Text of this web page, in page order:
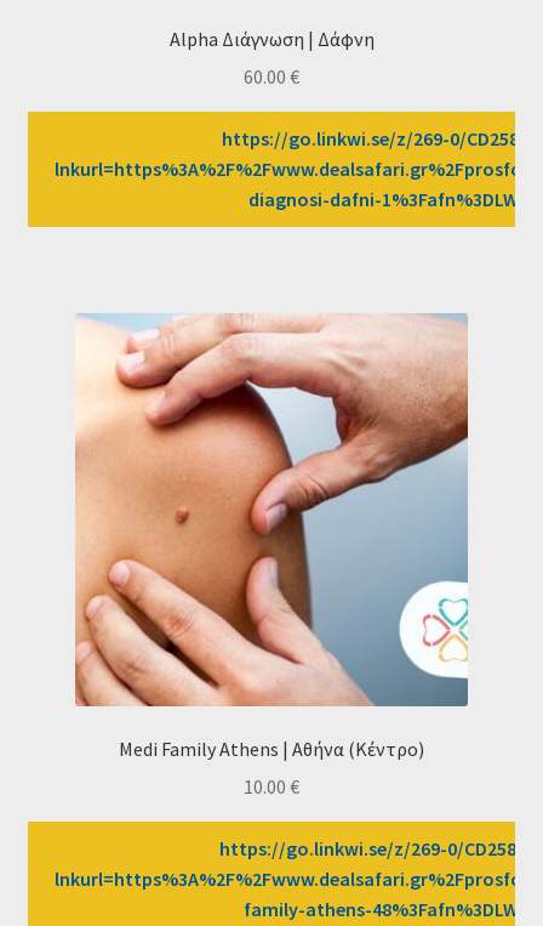
Alpha Διάγνωση | Δάφνη
60.00 €
https://go.linkwi.se/z/269-0/CD2589/
diagnosi-dafni-1%3Fafn%3DLW
Medi Family Athens | Αθήνα (Κέντρο)
10.00 €
https://go.linkwi.se/z/269-0/CD2589/?
family-athens-48%3Fafn%3DLW